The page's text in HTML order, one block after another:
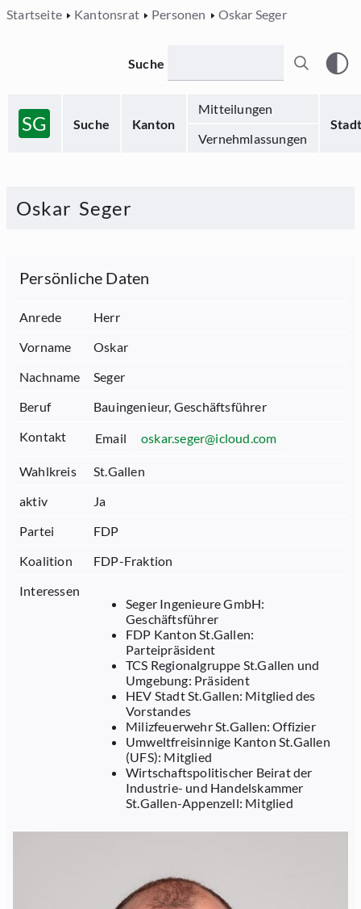
Startseite Kantonsrat Personen Oskar Seger
SG Suche Kanton
Mitteilungen
Stadt
Vernehmlassungen
Suche
Oskar Seger
Persönliche Daten
Anrede
Herr
Vorname
Oskar
Nachname
Seger
Beruf
Bauingenieur, Geschäftsführer
Kontakt
Email oskar.seger@icloud.com
Wahlkreis
St.Gallen
aktiv
Ja
Partei
FDP
Koalition
FDP-Fraktion
Interessen
Seger Ingenieure GmbH:
Geschäftsführer
FDP Kanton St.Gallen:
Parteipräsident
TCS Regionalgruppe St.Gallen und
Umgebung: Präsident
HEV Stadt St.Gallen: Mitglied des
Vorstandes
Milizfeuerwehr St.Gallen: Offizier
Umweltfreisinnige Kanton St.Gallen
(UFS): Mitglied
Wirtschaftspolitischer Beirat der
Industrie- und Handelskammer
St.Gallen-Appenzell: Mitglied